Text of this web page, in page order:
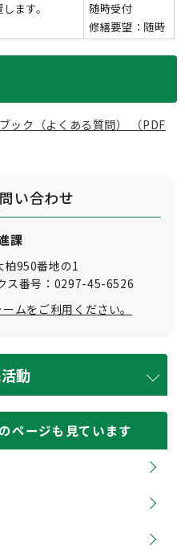
ます。
随時受付
修繕要望：随時
ック（よくある質問） （PDF
い合わせ
課
950番地の1
ス番号：0297-45-6526
ムをご利用ください。
動
ページも見ています